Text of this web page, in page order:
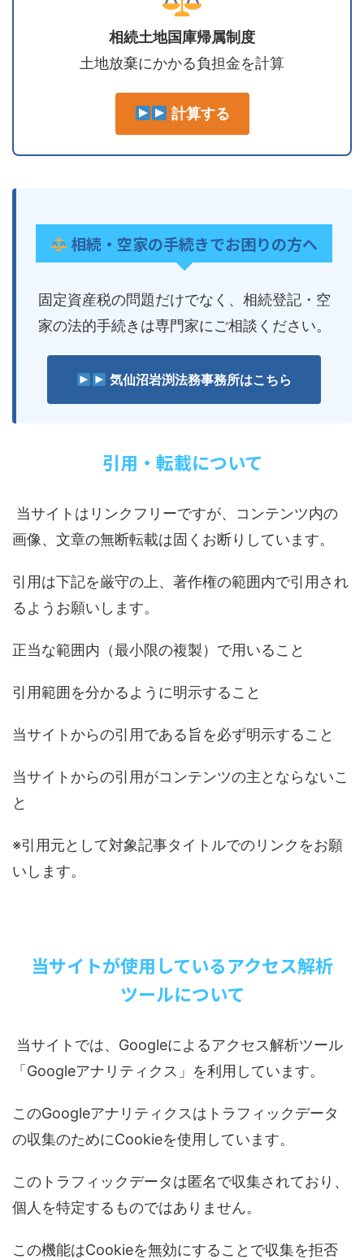
相続土地国庫帰属制度
土地放棄にかかる負担金を計算
計算する
相続・空家の手続きでお困りの方へ
固定資産税の問題だけでなく、相続登記・空
家の法的手続きは専門家にご相談ください。
気仙沼岩渕法務事務所はこちら
引用・転載について
当サイトはリンクフリーですが、コンテンツ内の
画像、文章の無断転載は固くお断りしています。
引用は下記を厳守の上、著作権の範囲内で引用され
るようお願いします。
正当な範囲内（最小限の複製）で用いること
引用範囲を分かるように明示すること
当サイトからの引用である旨を必ず明示すること
当サイトからの引用がコンテンツの主とならないこ
と
※引用元として対象記事タイトルでのリンクをお願
いします。
当サイトが使用しているアクセス解析
ツールについて
当サイトでは、 Googleによるアクセス解析ツール
「 Googleアナリティクス」を利用しています。
このGoogleアナリティクスはトラフィックデータ
の収集のためにCookieを使用しています。
このトラフィックデータは匿名で収集されており、
個人を特定するものではありません。
この機能はCookieを無効にすることで収集を拒否